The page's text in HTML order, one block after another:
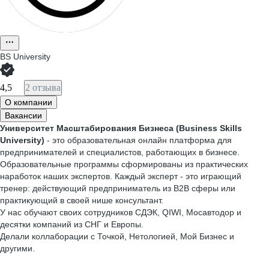
BS University
4,5 2 отзыва
О компании
Вакансии
Университет Масштабирования Бизнеса (Business Skills
University) - это образовательная онлайн платформа для
предпринимателей и специалистов, работающих в бизнесе.
Образовательные программы сформированы из практических
наработок наших экспертов. Каждый эксперт - это играющий
тренер: действующий предприниматель из B2B сферы или
практикующий в своей нише консультант.
У нас обучают своих сотрудников СДЭК, QIWI, Мосавтодор и
десятки компаний из СНГ и Европы.
Делали коллаборации с Точкой, Нетологией, Мой Бизнес и
другими.